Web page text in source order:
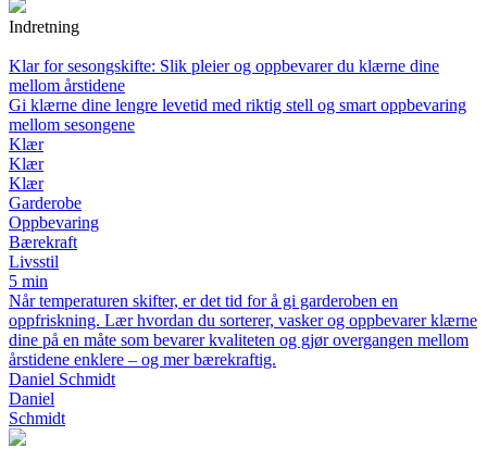
Indretning
Klar for sesongskifte: Slik pleier og oppbevarer du klærne dine
mellom årstidene
Gi klærne dine lengre levetid med riktig stell og smart oppbevaring
mellom sesongene
Klær
Klær
Klær
Garderobe
Oppbevaring
Bærekraft
Livsstil
5 min
Når temperaturen skifter, er det tid for å gi garderoben en
oppfriskning. Lær hvordan du sorterer, vasker og oppbevarer klærne
dine på en måte som bevarer kvaliteten og gjør overgangen mellom
årstidene enklere – og mer bærekraftig.
Daniel Schmidt
Daniel
Schmidt